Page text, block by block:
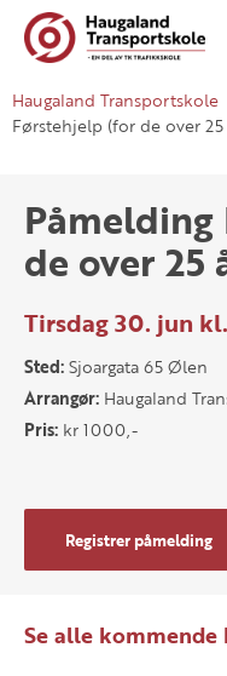
Haugaland Transportskole
Førstehjelp (for de over 25
de over 25
Tirsdag 30. jun
Sted:Sjoargata 65 Ølen
Arrangør: Haugaland
Pris: kr 1000,-
Registrer påmelding
Se alle kommende